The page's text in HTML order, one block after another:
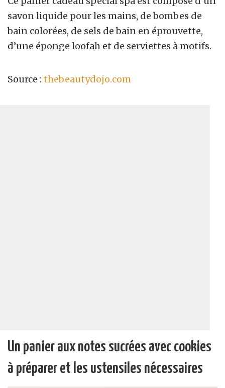
savon liquide pour les mains, de bombes de
bain colorées, de sels de bain en éprouvette,
d’une éponge loofah et de serviettes à motifs.
Source : thebeautydojo.com
Un panier aux notes sucrées avec cookies
à préparer et les ustensiles nécessaires